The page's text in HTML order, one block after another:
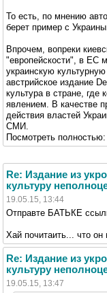
То есть, по мнению
берет пример с Украины.
Впрочем, вопреки
"европейскости", в ЕС
украинскую
австрийское издание
культура в стране, где
явлением. В качестве
действия властей
СМИ.
Посмотреть полностью:
Re: Издание из
культуру
19.05.15, 13:44
Отправте БАТЬКЕ
Хай почитаить... что он
Re: Издание из
культуру
19.05.15, 13:47